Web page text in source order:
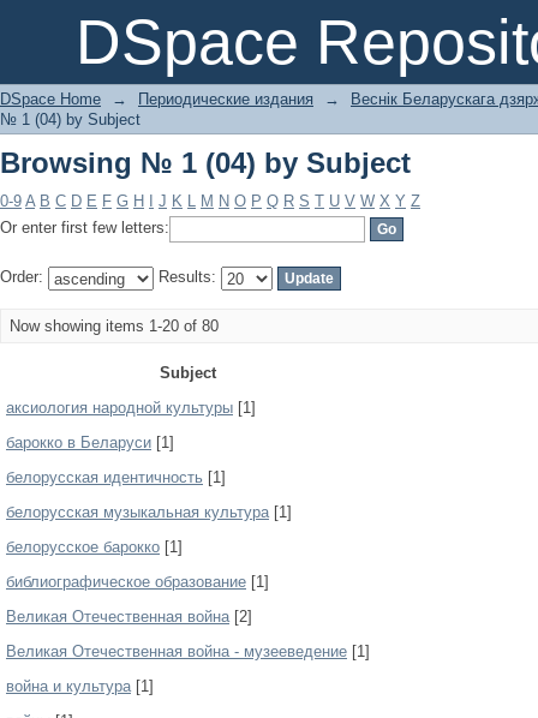
DSpace
Browsing № 1 (04) by Subject
DSpace Home → Периодические издания →
Веснік Беларускага
№ 1 (04) by Subject
Browsing № 1 (04) by Subject
0-9 A B C D E F G H J K L M N O P Q R S T U V W X Y Z
Or enter first few letters:
Order: Results:
Now showing items 1-20 of 80
Subject
аксиология народной культуры [1]
барокко в Беларуси [1]
белорусская идентичность [1]
белорусская музыкальная культура[1]
белорусское барокко [1]
библиографическое образование [1]
Великая Отечественная война[2]
Великая Отечественная война - музееведение [1]
война и культура[1]